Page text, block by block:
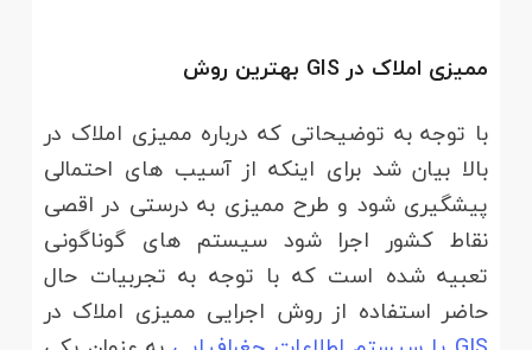
ممیزی املاک در GIS بهترین روش
با توجه به توضیحاتی که درباره ممیزی املاک در
بالا بیان شد برای اینکه از آسیب های احتمالی
پیشگیری شود و طرح ممیزی به درستی در اقصی
نقاط کشور اجرا شود سیستم های گوناگونی
تعبیه شده است که با توجه به تجربیات حال
حاضر استفاده از روش اجرایی ممیزی املاک در